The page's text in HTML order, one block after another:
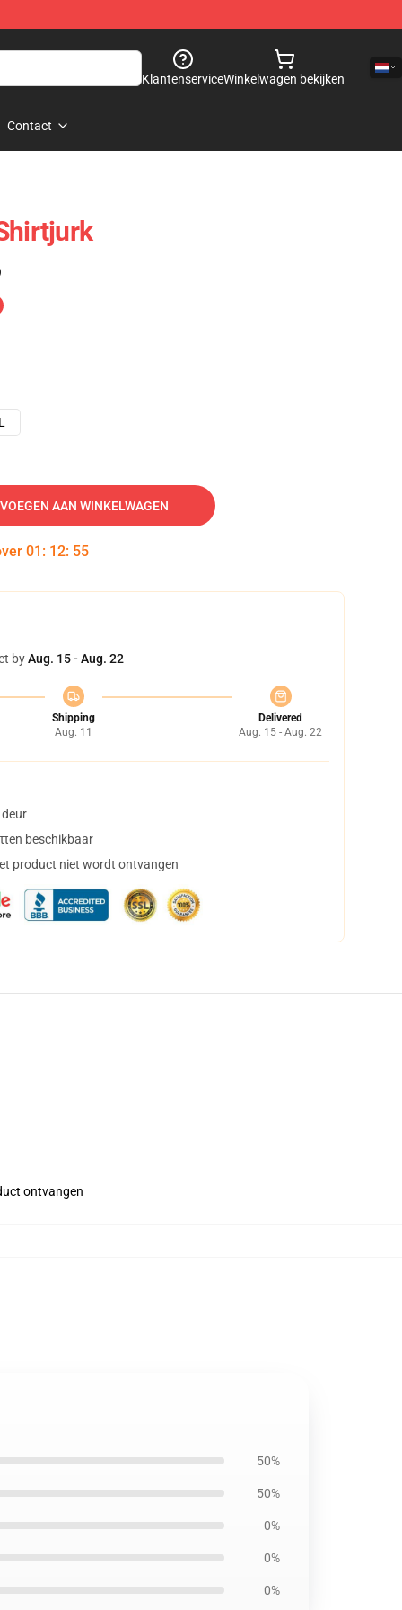
KlantenserviceWinkelwagen bekijken
Contact
AAN WINKELWAGEN
01 : 12: 54
byAug. 15 - Aug. 22
Shipping
Aug. 11
Delivered
Aug. 15 - Aug. 22
beschikbaar
product niet wordt ontvangen
ontvangen
50%
50%
0%
0%
0%